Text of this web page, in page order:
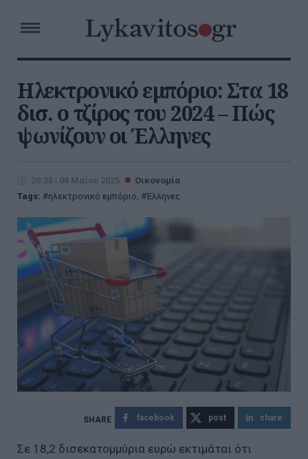
Ηλεκτρονικό εμπόριο: Στα 18
δισ. ο τζίρος του 2024 – Πώς
ψωνίζουν οι Έλληνες
20:35 | 08 Μαΐου 2025
Οικονομία
Tags:
ηλεκτρονικό εμπόριο, Έλληνες
facebook post share
Σε 18,2 δισεκατομμύρια ευρώ εκτιμάται ότι